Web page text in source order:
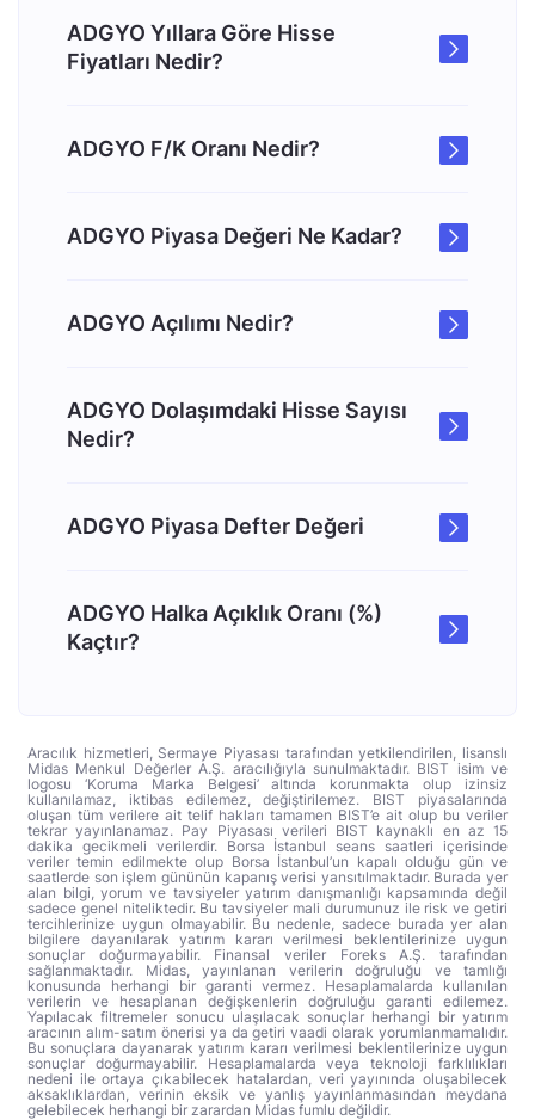
ADGYO Yıllara Göre Hisse
Fiyatları Nedir?
ADGYO F/K Oranı Nedir?
ADGYO Piyasa Değeri Ne Kadar?
ADGYO Açılımı Nedir?
ADGYO Dolaşımdaki Hisse Sayısı
Nedir?
ADGYO Piyasa Defter Değeri
ADGYO Halka Açıklık Oranı (%)
Kaçtır?
Aracılık hizmetleri, Sermaye Piyasası tarafından yetkilendirilen, lisanslı
Midas Menkul Değerler A.Ş. aracılığıyla sunulmaktadır. BIST isim ve
logosu ‘Koruma Marka Belgesi’ altında korunmakta olup izinsiz
kullanılamaz, iktibas edilemez, değiştirilemez. BIST piyasalarında
oluşan tüm verilere ait telif hakları tamamen BIST’e ait olup bu veriler
tekrar yayınlanamaz. Pay Piyasası verileri BIST kaynaklı en az 15
dakika gecikmeli verilerdir. Borsa İstanbul seans saatleri içerisinde
veriler temin edilmekte olup Borsa İstanbul’un kapalı olduğu gün ve
saatlerde son işlem gününün kapanış verisi yansıtılmaktadır. Burada yer
alan bilgi, yorum ve tavsiyeler yatırım danışmanlığı kapsamında değil
sadece genel niteliktedir. Bu tavsiyeler mali durumunuz ile risk ve getiri
tercihlerinize uygun olmayabilir. Bu nedenle, sadece burada yer alan
bilgilere dayanılarak yatırım kararı verilmesi beklentilerinize uygun
sonuçlar doğurmayabilir. Finansal veriler Foreks A.Ş. tarafından
sağlanmaktadır. Midas, yayınlanan verilerin doğruluğu ve tamlığı
konusunda herhangi bir garanti vermez. Hesaplamalarda kullanılan
verilerin ve hesaplanan değişkenlerin doğruluğu garanti edilemez.
Yapılacak filtremeler sonucu ulaşılacak sonuçlar herhangi bir yatırım
aracının alım-satım önerisi ya da getiri vaadi olarak yorumlanmamalıdır.
Bu sonuçlara dayanarak yatırım kararı verilmesi beklentilerinize uygun
sonuçlar doğurmayabilir. Hesaplamalarda veya teknoloji farklılıkları
nedeni ile ortaya çıkabilecek hatalardan, veri yayınında oluşabilecek
aksaklıklardan, verinin eksik ve yanlış yayınlanmasından meydana
gelebilecek herhangi bir zarardan Midas fumlu değildir.